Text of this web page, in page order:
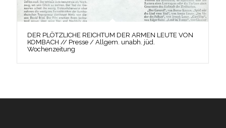
DER PLÖTZLICHE REICHTUM DER ARMEN LEUTE VON
KOMBACH // Presse / Allgem. unabh. jüd.
Wochenzeitung